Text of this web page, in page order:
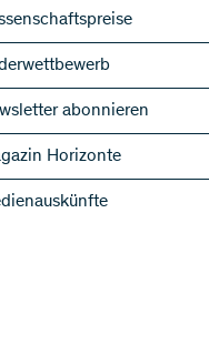
abonnieren
SNF-Newsletter abonnieren
Newsletter der NFP abonnieren
ScienceGeist
Horizonte